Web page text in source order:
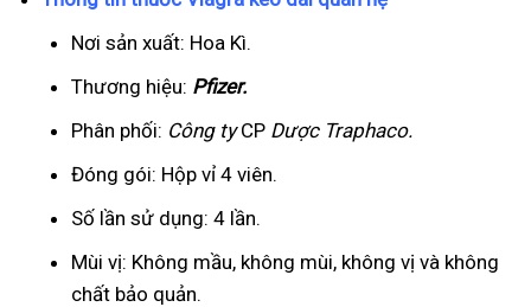
Nơi sản xuất: Hoa Kì.
Thương hiệu: Pfizer.
Phân phối: Công tyCP Dược Traphaco.
Đóng gói: Hộp vỉ 4 viên.
Số lần sử dụng: 4 lần.
Mùi vị: Không mầu, không mùi, không vị và không
chất bảo quản.